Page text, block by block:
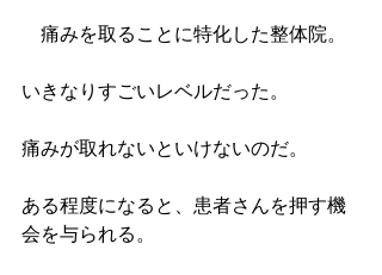
痛みを取ることに特化した整体院。
いきなりすごいレベルだった。
痛みが取れないといけないのだ。
ある程度になると、患者さんを押す機
会を与られる。